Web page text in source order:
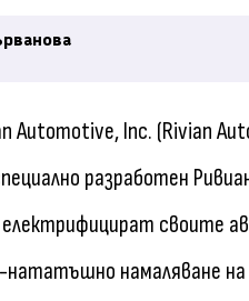
Automotive, Inc. (Rivian
разработен
своите
нататъшно намаляване